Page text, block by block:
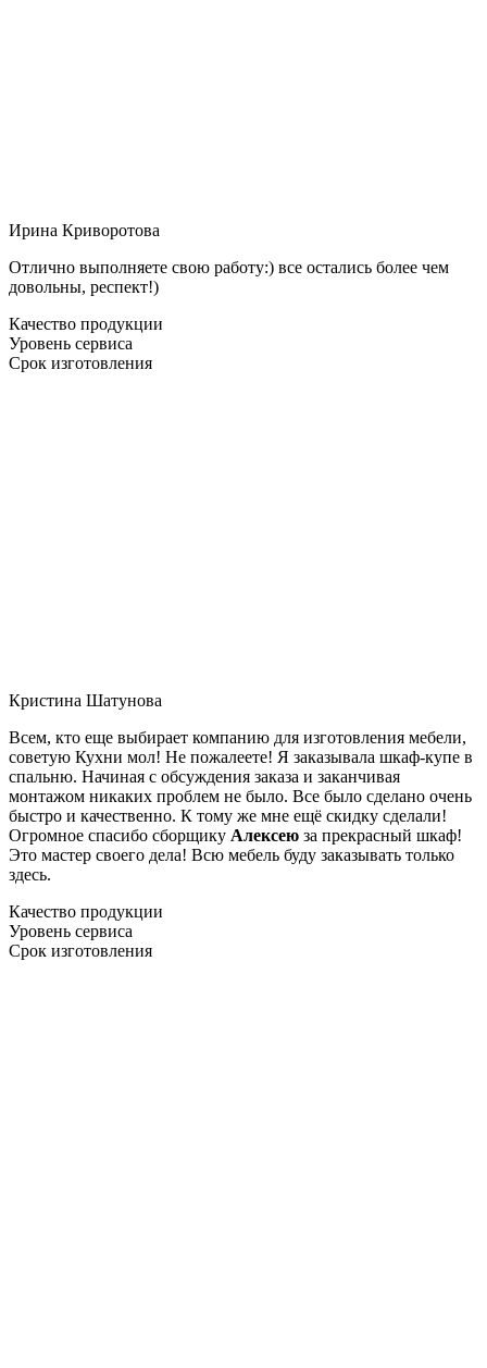
Ирина Криворотова
Отлично выполняете свою работу:) все остались более чем
довольны, респект!)
Качество продукции
Уровень сервиса
Срок изготовления
Кристина Шатунова
Всем, кто еще выбирает компанию для изготовления мебели,
советую Кухни мол! Не пожалеете! Я заказывала шкаф-купе в
спальню. Начиная с обсуждения заказа и заканчивая
монтажом никаких проблем не было. Все было сделано очень
быстро и качественно. К тому же мне ещё скидку сделали!
Огромное спасибо сборщику Алексею за прекрасный шкаф!
Это мастер своего дела! Всю мебель буду заказывать только
здесь.
Качество продукции
Уровень сервиса
Срок изготовления